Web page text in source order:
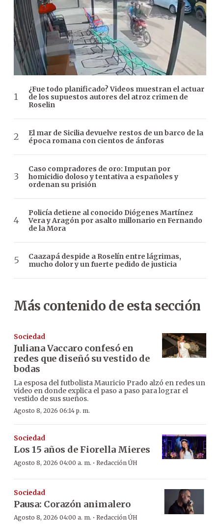
¿Fue todo planificado? Videos muestran el actuar
de los supuestos autores del atroz crimen de
Roselin
El mar de Sicilia devuelve restos de un barco de la
época romana con cientos de ánforas
Caso compradores de oro: Imputan por
homicidio doloso y tentativa a españoles y
ordenan su prisión
Policía detiene al conocido Diógenes Martínez
Vera y Aragón por asalto millonario en Fernando
de la Mora
Caazapá despide a Roselín entre lágrimas,
mucho dolor y un fuerte pedido de justicia
Más contenido de esta sección
Sociedad
Juliana Vaccaro confesó en
redes que diseñó su vestido de
bodas
La esposa del futbolista Mauricio Prado alzó en redes un
video en donde explica el paso a paso para lograr el
vestido de sus sueños.
Agosto 8, 2026 06:14 p. m.
Sociedad
Los 15 años de Fiorella Mieres
Agosto 8, 2026 04:00 a. m. · Redacción ÚH
Sociedad
Pausa: Corazón animalero
Agosto 8, 2026 04:00 a. m. · Redacción ÚH